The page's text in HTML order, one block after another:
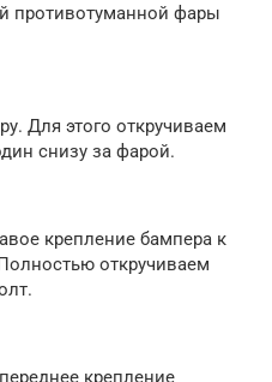
противотуманной фары
Для этого откручиваем
снизу за фарой.
крепление бампера к
откручиваем
крепление